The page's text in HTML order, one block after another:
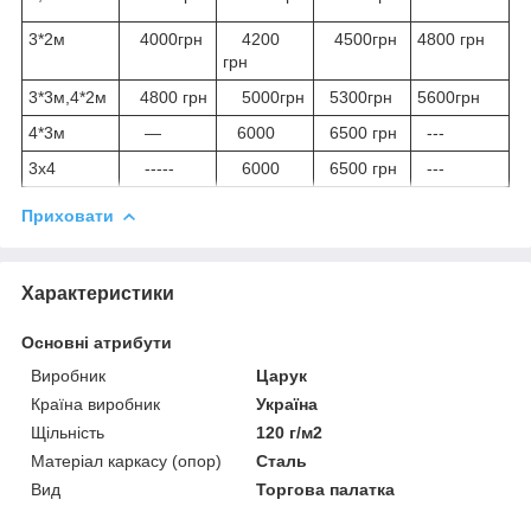
3*2м 4000грн
4200
грн
4500грн 4800 грн
3*3м,4*2м 4800 грн 5000грн 5300грн
5600грн
4*3м
— 6000 6500 грн
---
3х4
----- 6000 6500 грн ---
Приховати
Характеристики
Основні атрибути
Виробник
Царук
Країна виробник
Україна
Щільність
120 г/м2
Матеріал каркасу (опор)
Сталь
Вид
Торгова палатка